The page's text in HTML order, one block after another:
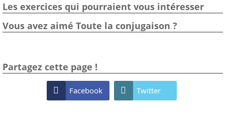
Les exercices qui pourraient vous intéresser
Vous avez aimé Toute la conjugaison ?
Partagez cette page !
 Facebook  Twitter